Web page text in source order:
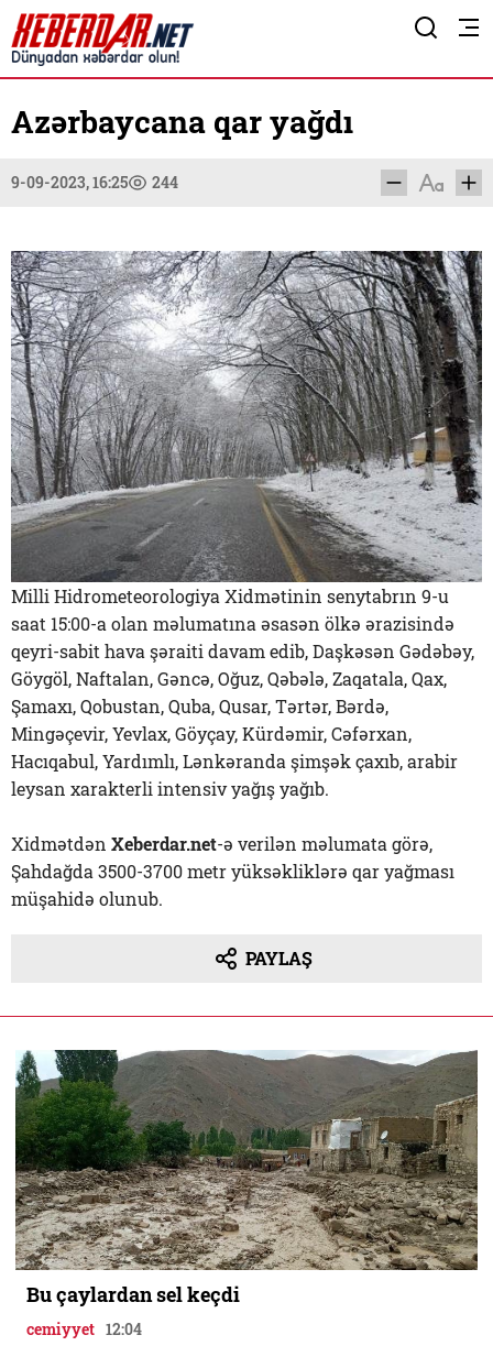
Azərbaycana qar yağdı
9-09-2023, 16:25 244
Milli Hidrometeorologiya Xidmətinin senytabrın 9-u
saat 15:00-a olan məlumatına əsasən ölkə ərazisində
qeyri-sabit hava şəraiti davam edib, Daşkəsən Gədəbəy,
Göygöl, Naftalan, Gəncə, Oğuz, Qəbələ, Zaqatala, Qax,
Şamaxı, Qobustan, Quba, Qusar, Tərtər, Bərdə,
Mingəçevir, Yevlax, Göyçay, Kürdəmir, Cəfərxan,
Hacıqabul, Yardımlı, Lənkəranda şimşək çaxıb, arabir
leysan xarakterli intensiv yağış yağıb.
Xidmətdən Xeberdar.net-ə verilən məlumata görə,
Şahdağda 3500-3700 metr yüksəkliklərə qar yağması
müşahidə olunub.
PAYLAŞ
Bu çaylardan sel keçdi
cemiyyet 12:04